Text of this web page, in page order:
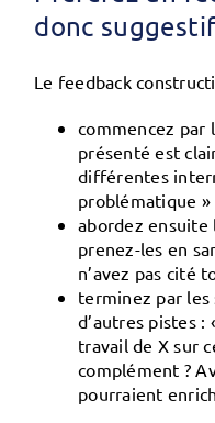
donc
Le feedback
commencez par
présenté est
différentes
problématique »
abordez
prenez-les en
n’avez pas cité
terminez par
d’autres pistes :
travail de X sur
complément ?
pourraient